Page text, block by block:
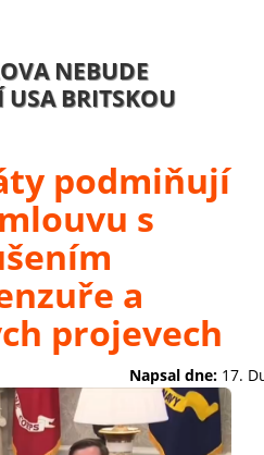
NEBUDE
BRITSKOU
podmiňují
s
a
projevech
Napsal dne: 17.